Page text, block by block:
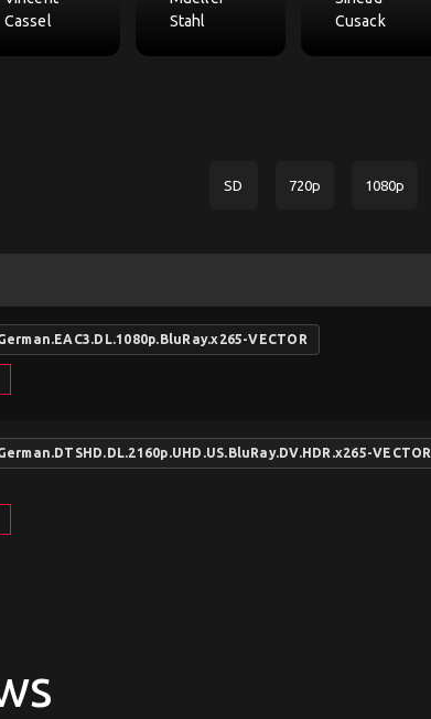
Cassel
Stahl
Cusack
SD 720p 1080p
VECTOR
VECTOR